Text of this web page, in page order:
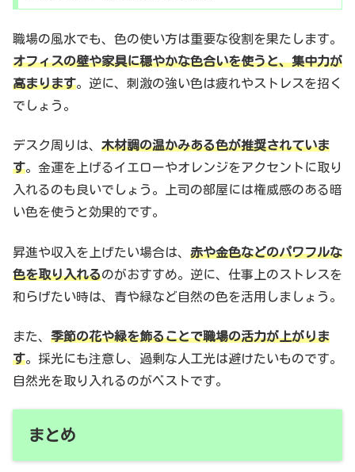
職場の風水でも、色の使い方は重要な役割を果たします。
オフィスの壁や家具に穏やかな色合いを使うと、集中力が
高まります。逆に、刺激の強い色は疲れやストレスを招く
でしょう。
デスク周りは、 木材調の温かみある色が推奨されていま
す。金運を上げるイエローやオレンジをアクセントに取り
入れるのも良いでしょう。上司の部屋には権威感のある暗
い色を使うと効果的です。
昇進や収入を上げたい場合は、 赤や金色などのパワフルな
色を取り入れるのがおすすめ。逆に、仕事上のストレスを
和らげたい時は、青や緑など自然の色を活用しましょう。
また、 季節の花や緑を飾ることで職場の活力が上がりま
す。採光にも注意し、過剰な人工光は避けたいものです。
自然光を取り入れるのがベストです。
まとめ